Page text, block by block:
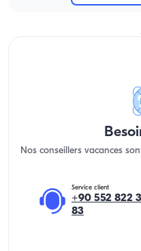
Nos conseillers vacances
Service client
+90 552 822
83